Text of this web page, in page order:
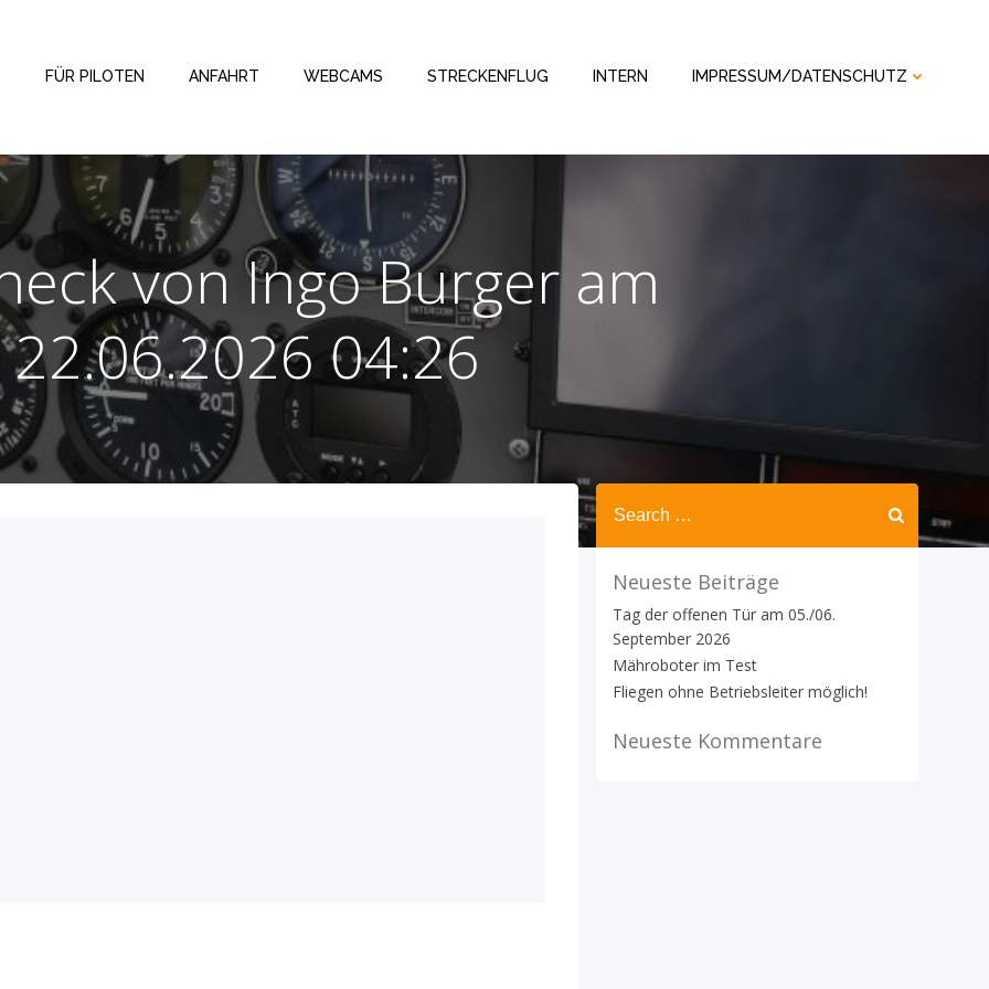
FÜR PILOTEN ANFAHRT WEBCAMS STRECKENFLUG INTERN IMPRESSUM/DATENSCHUTZ
von Ingo Burger am
22.06.2026 04:26
Search
for:
Neueste Beiträge
Tag der offenen Tür am 05./06.
September 2026
Mähroboter im Test
Fliegen ohne Betriebsleiter möglich!
Neueste Kommentare